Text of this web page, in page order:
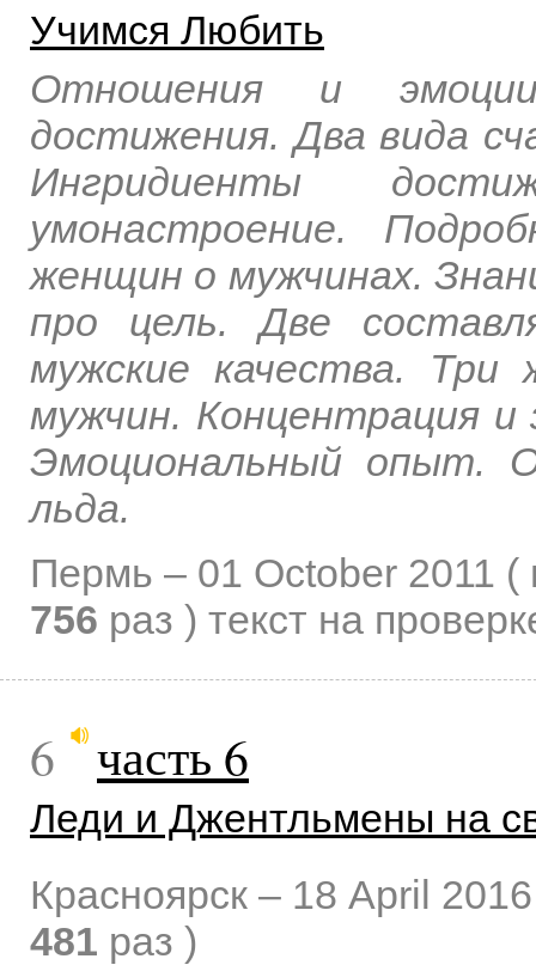
Учимся Любить
Отношения и
достижения. Два вида
Ингридиенты
умонастроение.
женщин о мужчинах.
про цель. Две
мужские качества. Три
мужчин. Концентрация и
Эмоциональный опыт.
льда.
Пермь – 01 October 2011 (
756 раз ) текст на
6 часть 6
Леди и Джентльмены на
Красноярск – 18 April 2016
481 раз )